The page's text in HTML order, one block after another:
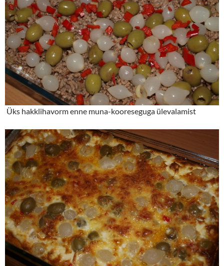
Üks hakklihavorm enne muna-kooreseguga ülevalamist